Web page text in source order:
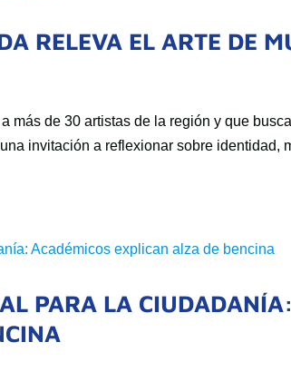
RELEVA EL ARTE DE
más de 30 artistas de la región y que
invitación a reflexionar sobre identidad,
PARA LA